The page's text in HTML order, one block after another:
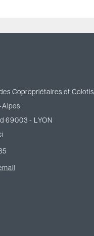
Copropriétaires et Colotis
69003 - LYON